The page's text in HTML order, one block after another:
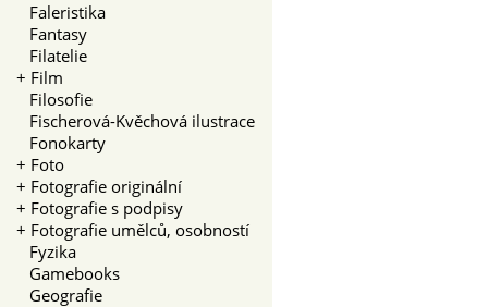
Faleristika
Fantasy
Filatelie
+ Film
Filosofie
Fischerová-Kvěchová ilustrace
Fonokarty
+ Foto
+ Fotografie originální
+ Fotografie s podpisy
+ Fotografie umělců, osobností
Fyzika
Gamebooks
Geografie